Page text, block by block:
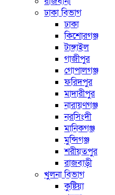
ঢাকা বিভাগ
ঢাকা
কিশোরগঞ্জ
টাঙ্গাইল
গাজীপুর
গোপালগঞ্জ
ফরিদপুর
মাদারীপুর
নারায়ণগঞ্জ
নরসিংদী
মানিকগঞ্জ
মুন্সিগঞ্জ
শরীয়তপুর
রাজবাড়ী
খুলনা বিভাগ
কুষ্টিয়া